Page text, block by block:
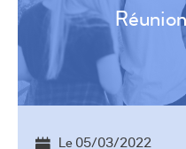
Le 05/03/2022